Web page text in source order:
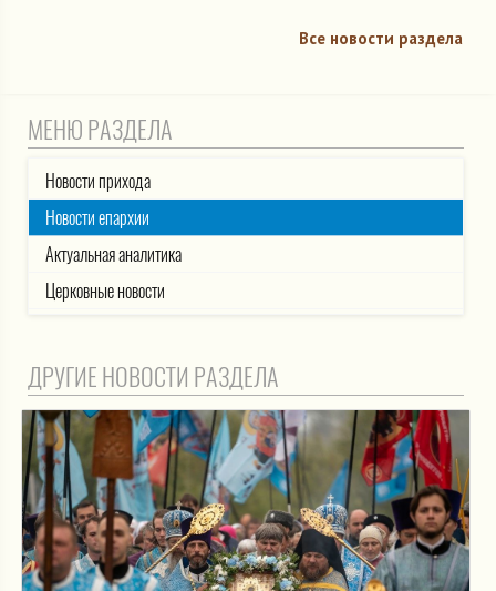
Все новости раздела
МЕНЮ РАЗДЕЛА
Новости прихода
Новости епархии
Актуальная аналитика
Церковные новости
ДРУГИЕ НОВОСТИ РАЗДЕЛА